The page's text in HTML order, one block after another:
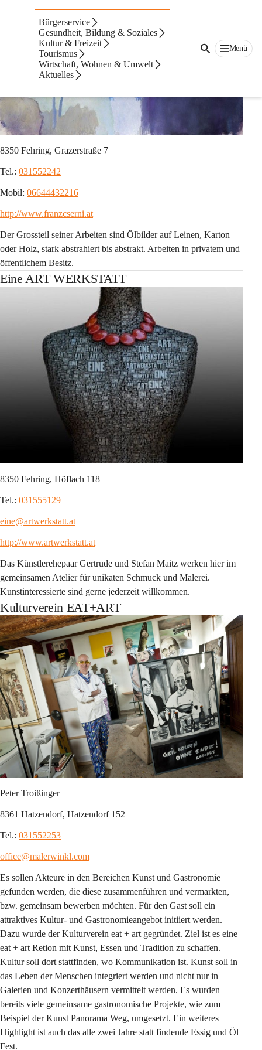
Bürgerservice
Gesundheit, Bildung & Soziales
Kultur & Freizeit
Tourismus
Wirtschaft, Wohnen & Umwelt
Aktuelles
Menü
Kunstschaffende
Cserni Franz
8350 Fehring, Grazerstraße 7
Tel.: 031552242
Mobil: 06644432216
http://www.franzcserni.at
Der Grossteil seiner Arbeiten sind Ölbilder auf Leinen, Karton
oder Holz, stark abstrahiert bis abstrakt. Arbeiten in privatem und
öffentlichem Besitz.
Eine ART WERKSTATT
8350 Fehring, Höflach 118
Tel.: 031555129
eine@artwerkstatt.at
http://www.artwerkstatt.at
Das Künstlerehepaar Gertrude und Stefan Maitz werken hier im
gemeinsamen Atelier für unikaten Schmuck und Malerei.
Kunstinteressierte sind gerne jederzeit willkommen.
Kulturverein EAT+ART
Peter Troißinger
8361 Hatzendorf, Hatzendorf 152
Tel.: 031552253
office@malerwinkl.com
Es sollen Akteure in den Bereichen Kunst und Gastronomie
gefunden werden, die diese zusammenführen und vermarkten,
bzw. gemeinsam bewerben möchten. Für den Gast soll ein
attraktives Kultur- und Gastronomieangebot initiiert werden.
Dazu wurde der Kulturverein eat + art gegründet. Ziel ist es eine
eat + art Retion mit Kunst, Essen und Tradition zu schaffen.
Kultur soll dort stattfinden, wo Kommunikation ist. Kunst soll in
das Leben der Menschen integriert werden und nicht nur in
Galerien und Konzerthäusern vermittelt werden. Es wurden
bereits viele gemeinsame gastronomische Projekte, wie zum
Beispiel der Kunst Panorama Weg, umgesetzt. Ein weiteres
Highlight ist auch das alle zwei Jahre statt findende Essig und Öl
Fest.